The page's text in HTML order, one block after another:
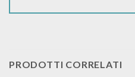
PRODOTTI CORRELATI